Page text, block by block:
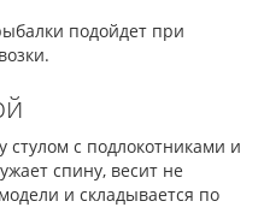
подойдет при
с подлокотниками и
спину, весит не
и складывается по